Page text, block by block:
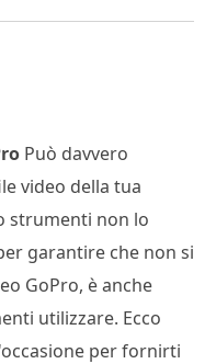
Può davvero
video della tua
strumenti non lo
garantire che non si
GoPro, è anche
utilizzare. Ecco
per fornirti